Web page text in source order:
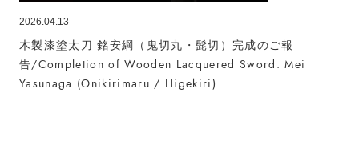
2026.04.13
木製漆塗太刀 銘安綱（鬼切丸・髭切）完成のご報
告/Completion of Wooden Lacquered Sword: Mei
Yasunaga (Onikirimaru / Higekiri)